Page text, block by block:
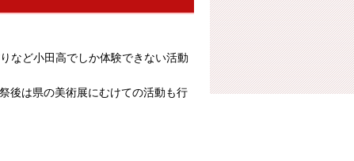
など小田高でしか体験できない活動
後は県の美術展にむけての活動も行